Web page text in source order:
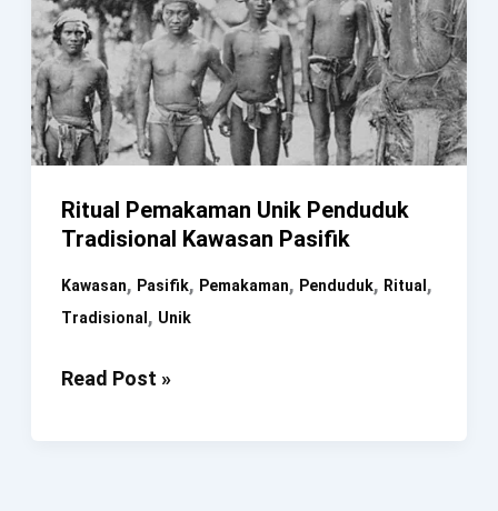
Ritual Pemakaman Unik Penduduk
Tradisional Kawasan Pasifik
Kawasan, Pasifik, Pemakaman, Penduduk, Ritual ,
Tradisional , Unik
Ritual
Read Post »